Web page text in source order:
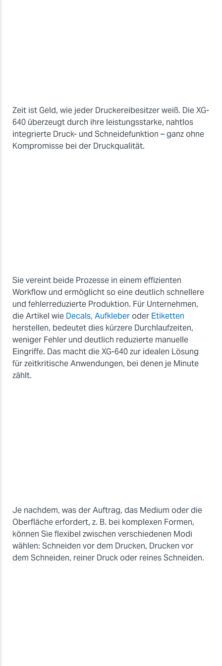
Zeit ist Geld, wie jeder Druckereibesitzer weiß. Die XG-
640 überzeugt durch ihre leistungsstarke, nahtlos
integrierte Druck- und Schneidefunktion – ganz ohne
Kompromisse bei der Druckqualität.
Sie vereint beide Prozesse in einem effizienten
Workflow und ermöglicht so eine deutlich schnellere
und fehlerreduzierte Produktion. Für Unternehmen,
die Artikel wie Decals, Aufkleberoder Etiketten
herstellen, bedeutet dies kürzere Durchlaufzeiten,
weniger Fehler und deutlich reduzierte manuelle
Eingriffe. Das macht die XG-640 zur idealen Lösung
für zeitkritische Anwendungen, bei denen je Minute
zählt.
Je nachdem, was der Auftrag, das Medium oder die
Oberfläche erfordert, z. B. bei komplexen Formen,
können Sie flexibel zwischen verschiedenen Modi
wählen: Schneiden vor dem Drucken, Drucken vor
dem Schneiden, reiner Druck oder reines Schneiden.